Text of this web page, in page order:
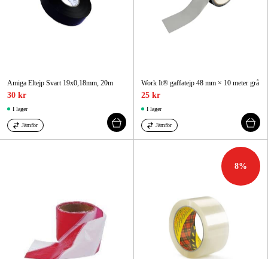
Varumärken
Kontakt & Öppettider
FAQ
Amiga Eltejp Svart 19x0,18mm, 20m
30 kr
I lager
Jämför
Work It® gaffatejp 48 mm × 10 meter grå
25 kr
I lager
Jämför
8%